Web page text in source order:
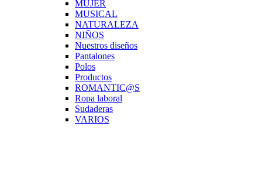
MUJER
MUSICAL
NATURALEZA
NIÑOS
Nuestros diseños
Pantalones
Polos
Productos
ROMANTIC@S
Ropa laboral
Sudaderas
VARIOS